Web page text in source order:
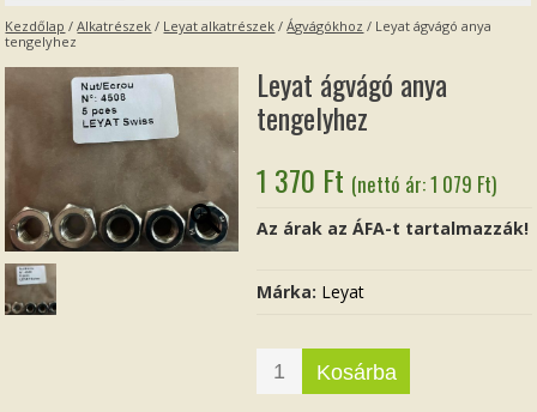
Kezdőlap /Alkatrészek / Leyat alkatrészek /Ágvágókhoz / Leyat ágvágó anya
tengelyhez
Leyat ágvágó anya
tengelyhez
1 370 Ft (nettó ár:1 079 Ft)
Az árak az ÁFA-t tartalmazzák!
Márka: Leyat
Kosárba